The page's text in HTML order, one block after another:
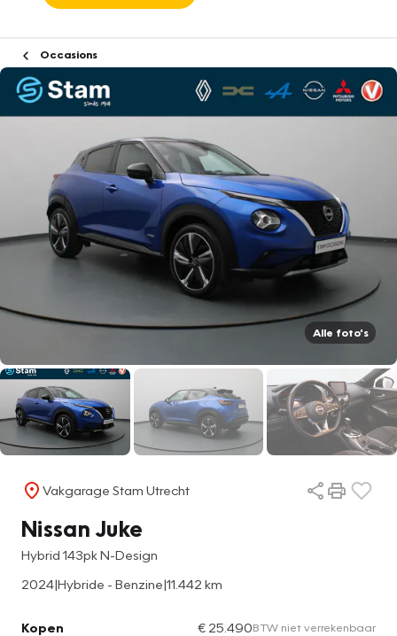
Occasions
Alle foto's
Vakgarage Stam Utrecht
Nissan Juke
Hybrid 143pk N-Design
2024|Hybride - Benzine|11.442 km
Kopen € 25.490BTW niet verrekenbaar